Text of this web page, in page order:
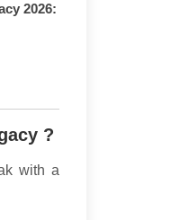
2026:
?
with a